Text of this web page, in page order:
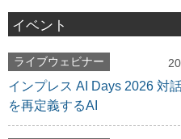
イベント
ライブウェビナー
インプレス AI Days 2026 対
を再定義するAI